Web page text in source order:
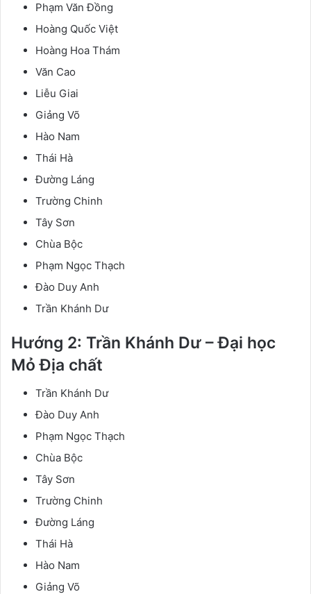
Phạm Văn Đồng
Hoàng Quốc Việt
Hoàng Hoa Thám
Văn Cao
Liễu Giai
Giảng Võ
Hào Nam
Thái Hà
Đường Láng
Trường Chinh
Tây Sơn
Chùa Bộc
Phạm Ngọc Thạch
Đào Duy Anh
Trần Khánh Dư
Hướng 2: Trần Khánh Dư – Đại học
Mỏ Địa chất
Trần Khánh Dư
Đào Duy Anh
Phạm Ngọc Thạch
Chùa Bộc
Tây Sơn
Trường Chinh
Đường Láng
Thái Hà
Hào Nam
Giảng Võ